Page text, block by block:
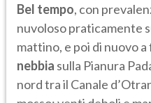
Bel tempo, con
nuvoloso praticamente
mattino, e poi di nuovo
nebbia sulla Pianura
nord tra il Canale